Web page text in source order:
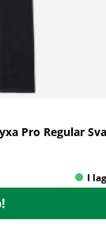
Pro Regular